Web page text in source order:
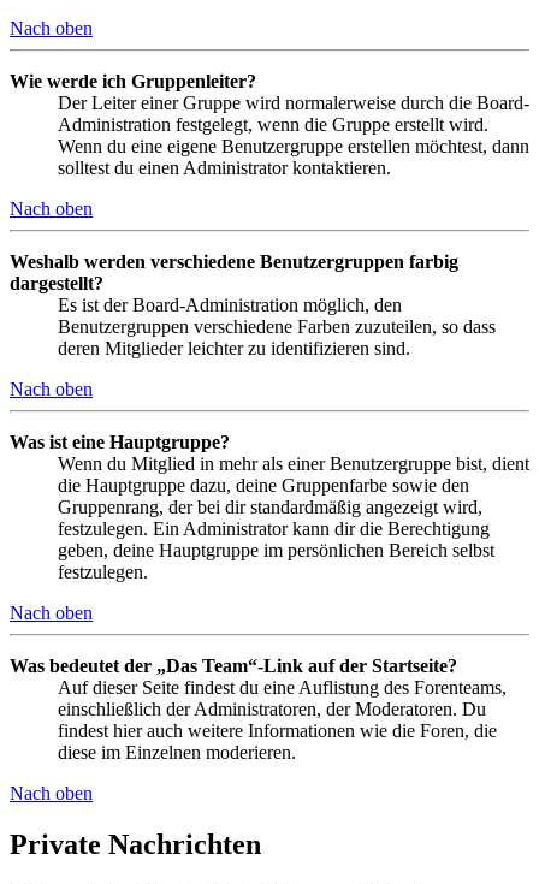
Nach oben
Wie werde ich Gruppenleiter?
Der Leiter einer Gruppe wird normalerweise durch die Board-
Administration festgelegt, wenn die Gruppe erstellt wird.
Wenn du eine eigene Benutzergruppe erstellen möchtest, dann
solltest du einen Administrator kontaktieren.
Nach oben
Weshalb werden verschiedene Benutzergruppen farbig
dargestellt?
Es ist der Board-Administration möglich, den
Benutzergruppen verschiedene Farben zuzuteilen, so dass
deren Mitglieder leichter zu identifizieren sind.
Nach oben
Was ist eine Hauptgruppe?
Wenn du Mitglied in mehr als einer Benutzergruppe bist, dient
die Hauptgruppe dazu, deine Gruppenfarbe sowie den
Gruppenrang, der bei dir standardmäßig angezeigt wird,
festzulegen. Ein Administrator kann dir die Berechtigung
geben, deine Hauptgruppe im persönlichen Bereich selbst
festzulegen.
Nach oben
Was bedeutet der „Das Team“-Link auf der Startseite?
Auf dieser Seite findest du eine Auflistung des Forenteams,
einschließlich der Administratoren, der Moderatoren. Du
findest hier auch weitere Informationen wie die Foren, die
diese im Einzelnen moderieren.
Nach oben
Private Nachrichten